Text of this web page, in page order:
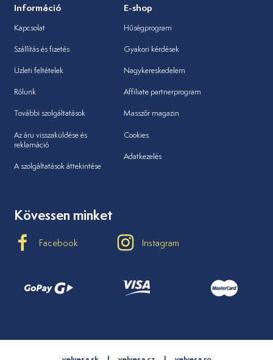
Információ
Kapcsolat
Szállítás és fizetés
Üzleti feltételek
Rólunk
További szolgáltatások
Az áru visszaküldése és
reklamáció
A szolgáltatások áttekintése
E-shop
Hűségprogram
Gyakori kérdések
Nagykereskedelem
Affiliate partnerprogram
Masszőr magazin
Cookies
Adatkezelés
Kövessen minket
Facebook Instagram